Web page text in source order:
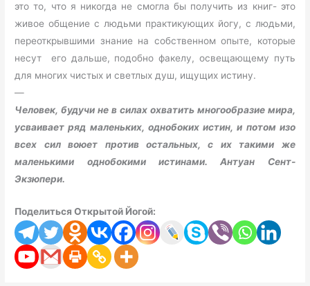
это то, что я никогда не смогла бы получить из книг- это
живое общение с людьми практикующих йогу, с людьми,
переоткрывшими знание на собственном опыте, которые
несут его дальше, подобно факелу, освещающему путь
для многих чистых и светлых душ, ищущих истину.
—
Человек, будучи не в силах охватить многообразие мира,
усваивает ряд маленьких, однобоких истин, и потом изо
всех сил воюет против остальных, с их такими же
маленькими однобокими истинами. Антуан Сент-
Экзюпери.
Поделиться Открытой Йогой: